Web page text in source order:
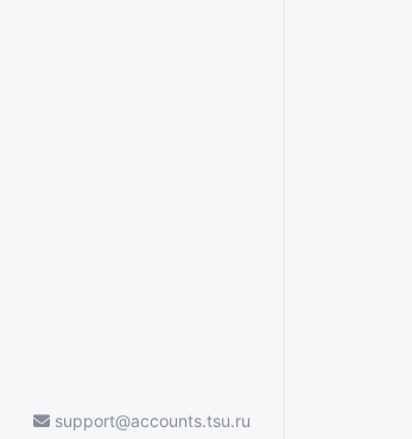
support@accounts.tsu.ru